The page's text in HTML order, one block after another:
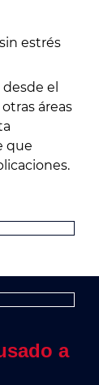
estrés
el
áreas
que
a